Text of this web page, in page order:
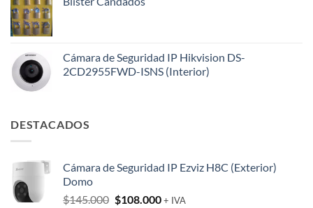
Cámara de Seguridad IP Hikvision DS-
2CD2955FWD-ISNS (Interior)
DESTACADOS
Cámara de Seguridad IP Ezviz H8C (Exterior)
Domo
$145.000 El
$108.000El+ IVA